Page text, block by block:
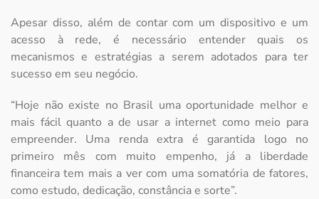
Apesar disso, além de contar com um dispositivo e um
acesso à rede, é necessário entender quais os
mecanismos e estratégias a serem adotados para ter
sucesso em seu negócio.
“Hoje não existe no Brasil uma oportunidade melhor e
mais fácil quanto a de usar a internet como meio para
empreender. Uma renda extra é garantida logo no
primeiro mês com muito empenho, já a liberdade
financeira tem mais a ver com uma somatória de fatores,
como estudo, dedicação, constância e sorte”.